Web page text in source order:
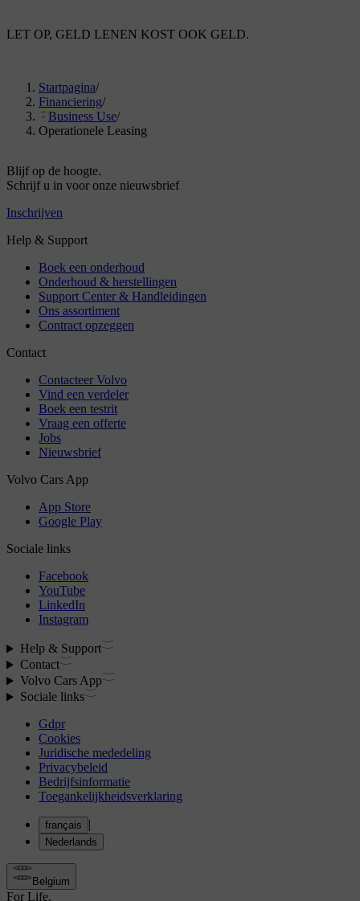
LET OP, GELD LENEN KOST OOK GELD.
Startpagina/
Financiering/
Business Use/
Operationele Leasing